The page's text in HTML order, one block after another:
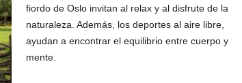
fiordo de Oslo invitan al relax y al disfrute de la
naturaleza. Además, los deportes al aire libre,
ayudan a encontrar el equilibrio entre cuerpo y
mente.